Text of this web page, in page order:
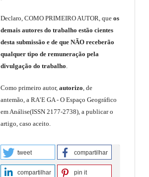
Declaro, COMO PRIMEIRO AUTOR, que os
demais autores do trabalho estão cientes
desta submissão e de que NÃO receberão
qualquer tipo de remuneração pela
divulgação do trabalho.
Como primeiro autor, autorizo, de
antemão, a RA’E GA - O Espaço Geográfico
em Análise(ISSN 2177-2738), a publicar o
artigo, caso aceito.
tweet compartilhar
compartilhar pin it